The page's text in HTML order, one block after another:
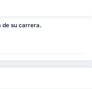
de su carrera.